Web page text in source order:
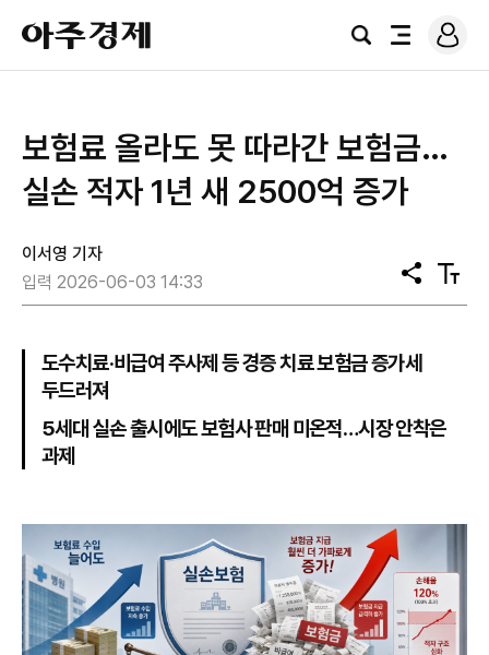
아
주
경
검
전
로
그
보험료 올라도 못 따라간 보험금…
실손 적자 1년 새 2500억 증가
이서영 기자
입력 2026-06-03 14:33
공
유
텍
스
도수치료·비급여 주사제 등 경증 치료 보험금 증가세
두드러져
5세대 실손 출시에도 보험사 판매 미온적…시장 안착은
과제